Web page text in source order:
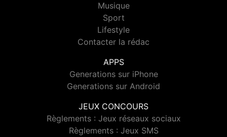
Musique
Sport
Lifestyle
Contacter la rédac
APPS
Generations sur iPhone
Generations sur Android
JEUX CONCOURS
Règlements : Jeux réseaux sociaux
Règlements : Jeux SMS